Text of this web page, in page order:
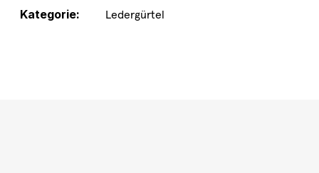
Kategorie:
Ledergürtel